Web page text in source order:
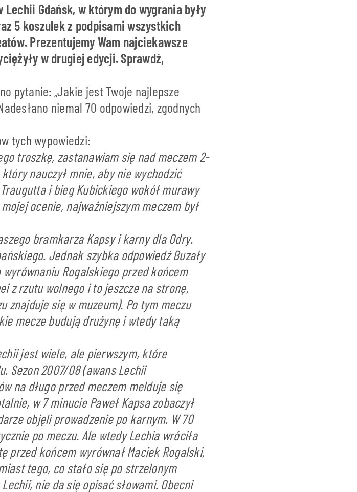
Gdańsk, w którym do wygrania były
5 koszulek z podpisami wszystkich
Prezentujemy Wam najciekawsze
w drugiej edycji. Sprawdź,
pytanie: „Jakie jest Twoje najlepsze
niemal 70 odpowiedzi, zgodnych
tych wypowiedzi:
troszkę, zastanawiam się nad meczem 2-
nauczył mnie, aby nie wychodzić
i bieg Kubickiego wokół murawy
ocenie, najważniejszym meczem był
bramkarza Kapsy i karny dla Odry.
Jednak szybka odpowiedź Buzały
Rogalskiego przed końcem
z rzutu wolnego i to jeszcze na stronę,
znajduje się w muzeum). Po tym meczu
mecze budują drużynę i wtedy taką
jest wiele, ale pierwszym, które
Sezon 2007/08 (awans Lechii
na długo przed meczem melduje się
w 7 minucie Paweł Kapsa zobaczył
objęli prowadzenie po karnym. W 70
po meczu. Ale wtedy Lechia wróciła
przed końcem wyrównał Maciek Rogalski,
tego, co stało się po strzelonym
nie da się opisać słowami. Obecni